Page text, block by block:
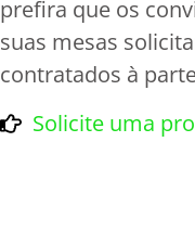
prefira que os
suas mesas
contratados à
Solicite uma